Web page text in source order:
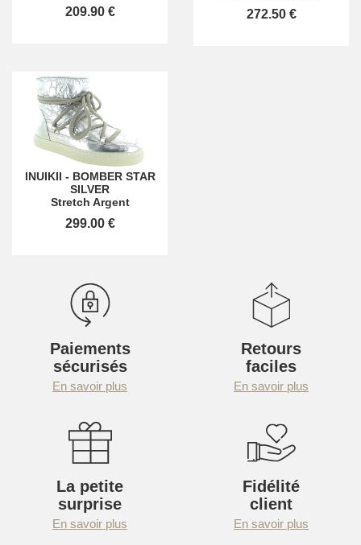
209.90 € 272.50 €
INUIKII - BOMBER STAR
SILVER
Stretch Argent
299.00 €
Paiements
sécurisés
En savoir plus
Retours
faciles
En savoir plus
La petite
surprise
En savoir plus
Fidélité
client
En savoir plus